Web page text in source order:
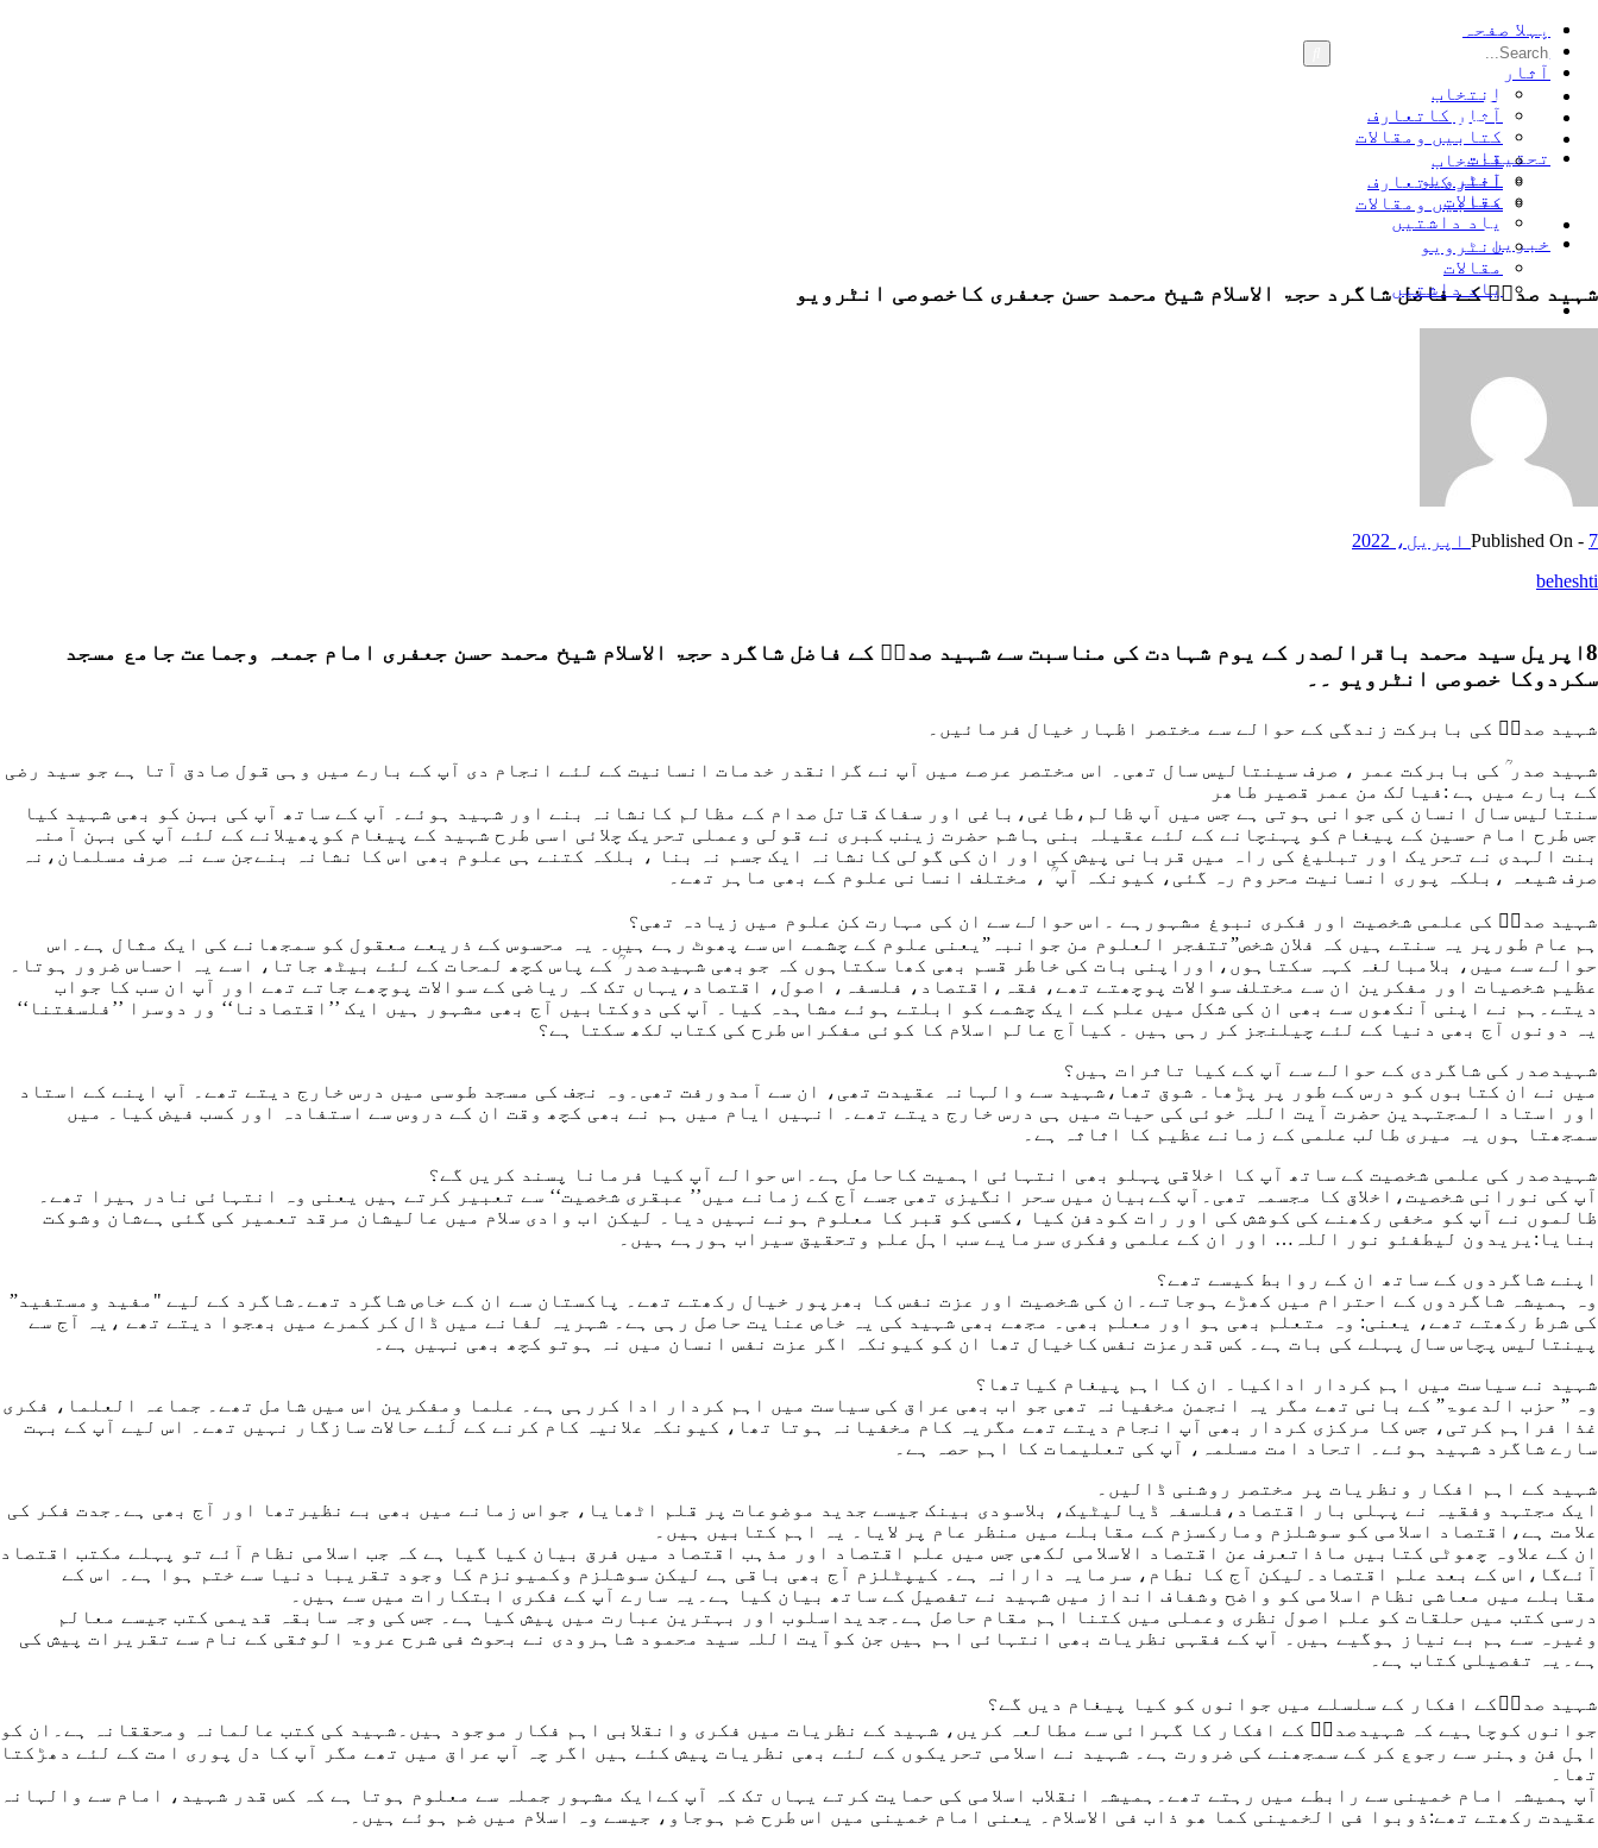
پہلا صفحہ
سوانح زندگی
آثار
انتخاب
آثار کاتعارف
کتابیں ومقالات
تحقیقات
انٹرویو
مقالات
یاد داشتیں
پہلا صفحہ
سوانح زندگی
آثار
انتخاب
آثار کاتعارف
کتابیں ومقالات
تحقیقات
انٹرویو
مقالات
یاد داشتیں
خبریں
شہید صدرؒ کے فاضل شاگرد حجۃ الاسلام شیخ محمد حسن جعفری کاخصوصی انٹرویو
Published On - 7 اپریل، 2022
beheshti
8اپریل سید محمد باقرالصدر کے یوم شہادت کی مناسبت سے شہید صدرؒ کے فاضل شاگرد حجۃ الاسلام شیخ محمد حسن جعفری امام جمعہ وجماعت جامع مسجد
سکردوکا خصوصی انٹرویو ۔۔
شہید صدرؒ کی بابرکت زندگی کے حوالے سے مختصر اظہار خیال فرمائیں۔
شہید صدر ؒ کی بابرکت عمر ، صرف سینتالیس سال تھی۔ اس مختصر عرصے میں آپ نے گرانقدر خدمات انسانیت کے لئے انجام دی آپ کے بارے میں وہی قول صادق آتا ہے جو سید رضی
کے بارے میں ہے :فیالک من عمر قصیر طاھر
سنتالیس سال انسان کی جوانی ہوتی ہے جس میں آپ ظالم،طاغی،باغی اور سفاک قاتل صدام کے مظالم کانشانہ بنے اور شہید ہوئے۔ آپ کے ساتھ آپ کی بہن کو بھی شہید کیا
جس طرح امام حسین کے پیغام کو پہنچانے کے لئے عقیلہ بنی ہاشم حضرت زینب کبری نے قولی وعملی تحریک چلائی اسی طرح شہید کے پیغام کوپھیلانے کے لئے آپ کی بہن آمنہ
بنت الہدی نے تحریک اور تبلیغ کی راہ میں قربانی پیش کی اور ان کی گولی کانشانہ ایک جسم نہ بنا ، بلکہ کتنے ہی علوم بھی اس کا نشانہ بنےجن سے نہ صرف مسلمان،نہ
صرف شیعہ ،بلکہ پوری انسانیت محروم رہ گئی، کیونکہ آپ ؒ ، مختلف انسانی علوم کے بھی ماہر تھے۔
شہید صدرؒ کی علمی شخصیت اور فکری نبوغ مشہورہے ۔اس حوالے سے ان کی مہارت کن علوم میں زیادہ تھی؟
ہم عام طورپر یہ سنتے ہیں کہ فلان شخص”تتفجر العلوم من جوانبہ”یعنی علوم کے چشمے اس سے پھوٹ رہے ہیں۔ یہ محسوس کے ذریعے معقول کو سمجھانے کی ایک مثال ہے۔اس
حوالے سے میں، بلامبالغہ کہہ سکتاہوں،اوراپنی بات کی خاطر قسم بھی کھا سکتاہوں کہ جوبھی شہیدصدر ؒ کے پاس کچھ لمحات کے لئے بیٹھ جاتا، اسے یہ احساس ضرور ہوتا۔
عظیم شخصیات اور مفکرین ان سے مختلف سوالات پوچھتے تھے، فقہ،اقتصاد، فلسفہ، اصول، اقتصاد،یہاں تک کہ ریاضی کے سوالات پوچھے جاتے تھے اور آپ ان سب کا جواب
دیتے۔ہم نے اپنی آنکھوں سے بھی ان کی شکل میں علم کے ایک چشمے کو ابلتے ہوئے مشاہدہ کیا۔ آپ کی دوکتابیں آج بھی مشہور ہیں ایک ’’اقتصادنا‘‘ ور دوسرا ’’فلسفتنا‘‘
یہ دونوں آج بھی دنیا کے لئے چیلنجز کر رہی ہیں ۔ کیاآج عالم اسلام کا کوئی مفکراس طرح کی کتاب لکھ سکتا ہے؟
شہیدصدر کی شاگردی کے حوالے سے آپ کے کیا تاثرات ہیں؟
میں نے ان کتابوں کو درس کے طور پر پڑھا۔ شوق تھا،شہید سے والہانہ عقیدت تھی، ان سے آمدورفت تھی۔وہ نجف کی مسجد طوسی میں درس خارج دیتے تھے۔ آپ اپنے کے استاد
اور استاد المجتہدین حضرت آیت اللہ خوئی کی حیات میں ہی درس خارج دیتے تھے۔ انہیں ایام میں ہم نے بھی کچھ وقت ان کے دروس سے استفادہ اور کسب فیض کیا۔ میں
سمجھتا ہوں یہ میری طالب علمی کے زمانے عظیم کا اثاثہ ہے۔
شہیدصدر کی علمی شخصیت کے ساتھ آپ کا اخلاقی پہلو بھی انتہائی اہمیت کاحامل ہے۔اس حوالے آپ کیا فرمانا پسند کریں گے؟
آپ کی نورانی شخصیت،اخلاق کا مجسمہ تھی۔آپ کےبیان میں سحر انگیزی تھی جسے آج کے زمانے میں’’ عبقری شخصیت‘‘ سے تعبیر کرتے ہیں یعنی وہ انتہائی نادر ہیرا تھے۔
ظالموں نے آپ کو مخفی رکھنے کی کوشش کی اور رات کودفن کیا ،کسی کو قبر کا معلوم ہونے نہیں دیا۔ لیکن اب وادی سلام میں عالیشان مرقد تعمیر کی گئی ہےشان وشوکت
بنایا:یریدون لیطفئو نور اللہ… اور ان کے علمی وفکری سرمایے سب اہل علم وتحقیق سیراب ہورہے ہیں۔
اپنے شاگردوں کے ساتھ ان کے روابط کیسے تھے؟
وہ ہمیشہ شاگردوں کے احترام میں کھڑے ہوجاتے۔ان کی شخصیت اور عزت نفس کا بھرپور خیال رکھتے تھے۔ پاکستان سے ان کے خاص شاگرد تھے۔شاگرد کے لیے "مفید ومستفید”
کی شرط رکھتے تھے، یعنی: وہ متعلم بھی ہو اور معلم بھی۔ مجھے بھی شہید کی یہ خاص عنایت حاصل رہی ہے۔ شہریہ لفانے میں ڈال کر کمرے میں بھجوا دیتے تھے ،یہ آج سے
پینتالیس پچاس سال پہلے کی بات ہے۔ کس قدرعزت نفس کاخیال تھا ان کو کیونکہ اگر عزت نفس انسان میں نہ ہوتو کچھ بھی نہیں ہے۔
شہید نے سیاست میں اہم کردار اداکیا۔ ان کا اہم پیغام کیاتھا؟
وہ ” حزب الدعوۃ” کے بانی تھے مگر یہ انجمن مخفیانہ تھی جو اب بھی عراق کی سیاست میں اہم کردار ادا کررہی ہے۔ علما ومفکرین اس میں شامل تھے۔ جماعہ العلما، فکری
غذا فراہم کرتی، جس کا مرکزی کردار بھی آپ انجام دیتے تھے مگریہ کام مخفیانہ ہوتا تھا، کیونکہ علانیہ کام کرنے کے لَئے حالات سازگار نہیں تھے۔ اس لیے آپ کے بہت
سارے شاگرد شہید ہوئے۔ اتحاد امت مسلمہ، آپ کی تعلیمات کا اہم حصہ ہے۔
شہید کے اہم افکار ونظریات پر مختصر روشنی ڈالیں۔
ایک مجتہد وفقیہ نے پہلی بار اقتصاد،فلسفہ ڈیالیٹیک، بلاسودی بینک جیسے جدید موضوعات پر قلم اٹھایا، جواس زمانے میں بھی بے نظیرتھا اور آج بھی ہے۔جدت فکر کی
علامت ہے،اقتصاد اسلامی کو سوشلزم ومارکسزم کے مقابلے میں منظر عام پر لایا۔ یہ اہم کتابیں ہیں۔
ان کے علاوہ چھوٹی کتابیں ماذاتعرف عن اقتصاد الاسلامی لکھی جس میں علم اقتصاد اور مذہب اقتصاد میں فرق بیان کیا گیا ہے کہ جب اسلامی نظام آئے تو پہلے مکتب اقتصاد
آئےگا،اس کے بعد علم اقتصاد۔لیکن آج کا نطام، سرمایہ دارانہ ہے۔ کیپٹلزم آج بھی باقی ہے لیکن سوشلزم وکمیونزم کا وجود تقریبا دنیا سے ختم ہوا ہے۔ اس کے
مقابلے میں معاشی نظام اسلامی کو واضح وشفاف انداز میں شہید نے تفصیل کے ساتھ بیان کیا ہے۔یہ سارے آپ کے فکری ابتکارات میں سے ہیں۔
درسی کتب میں حلقات کو علم اصول نظری وعملی میں کتنا اہم مقام حاصل ہے۔جدیداسلوب اور بہترین عبارت میں پیش کیا ہے۔ جس کی وجہ سابقہ قدیمی کتب جیسے معالم
وغیرہ سے ہم بے نیاز ہوگیے ہیں۔ آپ کے فقہی نظریات بھی انتہائی اہم ہیں جن کوآیت اللہ سید محمود شاہرودی نے بحوث فی شرح عروۃ الوثقی کے نام سے تقریرات پیش کی
ہے۔یہ تفصیلی کتاب ہے۔
شہید صدرؒکے افکار کے سلسلے میں جوانوں کو کیا پیغام دیں گے؟
جوانوں کوچاہیے کہ شہیدصدرؒ کے افکار کا گہرائی سے مطالعہ کریں، شہید کے نظریات میں فکری وانقلابی اہم فکار موجود ہیں۔شہید کی کتب عالمانہ ومحققانہ ہے۔ان کو
اہل فن وہنر سے رجوع کر کے سمجھنے کی ضرورت ہے۔ شہید نے اسلامی تحریکوں کے لئے بھی نظریات پیش کئے ہیں اگر چہ آپ عراق میں تھے مگر آپ کا دل پوری امت کے لئے دھڑکتا
تھا۔
آپ ہمیشہ امام خمینی سے رابطے میں رہتے تھے۔ہمیشہ انقلاب اسلامی کی حمایت کرتے یہاں تک کہ آپ کےایک مشہور جملہ سے معلوم ہوتا ہے کہ کس قدر شہید، امام سے والہانہ
عقیدت رکھتے تھے:ذوبوا فی الخمینی کما ھو ذاب فی الاسلام۔ یعنی امام خمینی میں اس طرح ضم ہوجاو، جیسے وہ اسلام میں ضم ہوئے ہیں۔